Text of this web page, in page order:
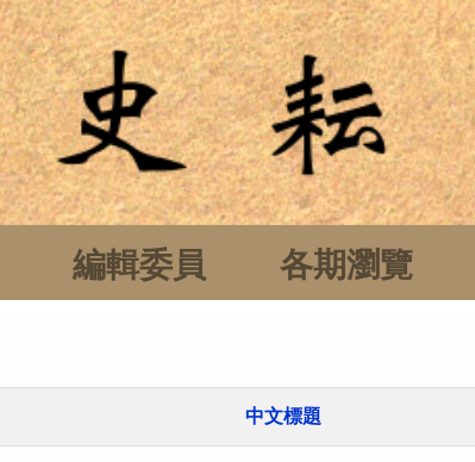
編輯委員 各期瀏覽
中文標題